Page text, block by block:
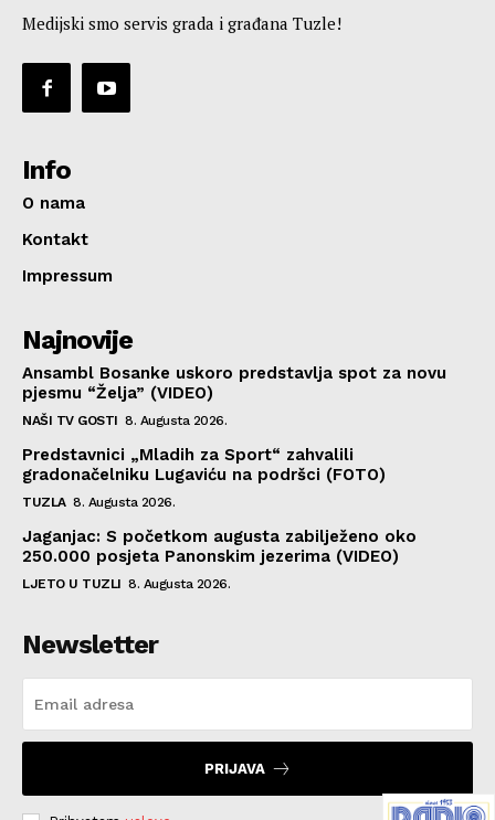
Medijski smo servis grada i građana Tuzle!
Info
O nama
Kontakt
Impressum
Najnovije
Ansambl Bosanke uskoro predstavlja spot za novu
pjesmu “Želja” (VIDEO)
NAŠI TV GOSTI 8. Augusta 2026.
Predstavnici „Mladih za Sport“ zahvalili
gradonačelniku Lugaviću na podršci (FOTO)
TUZLA 8. Augusta 2026.
Jaganjac: S početkom augusta zabilježeno oko
250.000 posjeta Panonskim jezerima (VIDEO)
LJETO U TUZLI 8. Augusta 2026.
Newsletter
PRIJAVA